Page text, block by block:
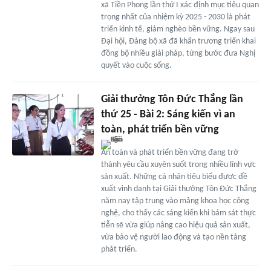
xã Tiền Phong lần thứ I xác định mục tiêu quan
trọng nhất của nhiệm kỳ 2025 - 2030 là phát
triển kinh tế, giảm nghèo bền vững. Ngay sau
Đại hội, Đảng bộ xã đã khẩn trương triển khai
đồng bộ nhiều giải pháp, từng bước đưa Nghị
quyết vào cuộc sống.
Giải thưởng Tôn Đức Thắng lần
thứ 25 - Bài 2: Sáng kiến vì an
toàn, phát triển bền vững
An toàn và phát triển bền vững đang trở
thành yêu cầu xuyên suốt trong nhiều lĩnh vực
sản xuất. Những cá nhân tiêu biểu được đề
xuất vinh danh tại Giải thưởng Tôn Đức Thắng
năm nay tập trung vào mảng khoa học công
nghệ, cho thấy các sáng kiến khi bám sát thực
tiễn sẽ vừa giúp nâng cao hiệu quả sản xuất,
vừa bảo vệ người lao động và tạo nền tảng
phát triển.